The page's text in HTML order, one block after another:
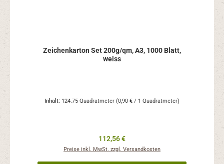
Zeichenkarton Set 200g/qm, A3, 1000 Blatt,
weiss
Inhalt: 124.75 Quadratmeter (0,90 € / 1 Quadratmeter)
Regulärer Preis:
112,56 €
Preise inkl. MwSt. zzgl. Versandkosten